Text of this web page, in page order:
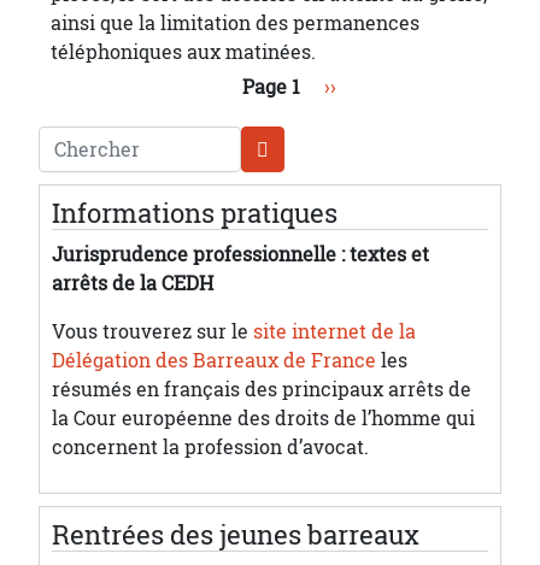
ainsi que la limitation des permanences
téléphoniques aux matinées.
Page 1 Page suivante
››
Chercher
Informations pratiques
Jurisprudence professionnelle : textes et
arrêts de la CEDH
Vous trouverez sur le site internet de la
Délégation des Barreaux de France les
résumés en français des principaux arrêts de
la Cour européenne des droits de l’homme qui
concernent la profession d’avocat.
Rentrées des jeunes barreaux